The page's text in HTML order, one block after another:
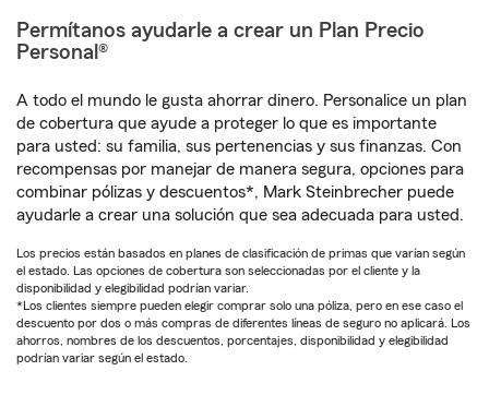
Permítanos ayudarle a crear un Plan Precio
Personal®
A todo el mundo le gusta ahorrar dinero. Personalice un plan
de cobertura que ayude a proteger lo que es importante
para usted: su familia, sus pertenencias y sus finanzas. Con
recompensas por manejar de manera segura, opciones para
combinar pólizas y descuentos*, Mark Steinbrecher puede
ayudarle a crear una solución que sea adecuada para usted.
Los precios están basados en planes de clasificación de primas que varían según
el estado. Las opciones de cobertura son seleccionadas por el cliente y la
disponibilidad y elegibilidad podrían variar.
*Los clientes siempre pueden elegir comprar solo una póliza, pero en ese caso el
descuento por dos o más compras de diferentes líneas de seguro no aplicará. Los
ahorros, nombres de los descuentos, porcentajes, disponibilidad y elegibilidad
podrían variar según el estado.